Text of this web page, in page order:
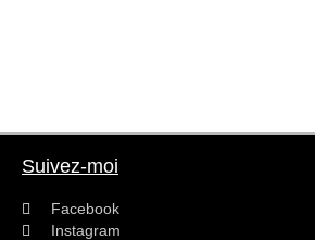
Suivez-moi
Facebook
Instagram